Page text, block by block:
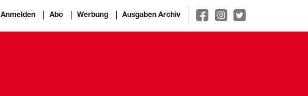
Anmelden Abo Werbung Ausgaben Archiv